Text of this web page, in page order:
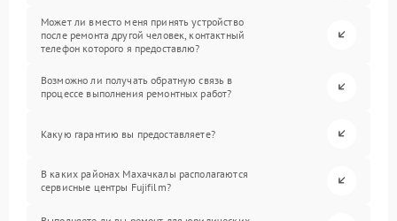
Может ли вместо меня принять устройство
после ремонта другой человек, контактный
телефон которого я предоставлю?
Возможно ли получать обратную связь в
процессе выполнения ремонтных работ?
Какую гарантию вы предоставляете?
В каких районах Махачкалы располагаются
сервисные центры Fujifilm?